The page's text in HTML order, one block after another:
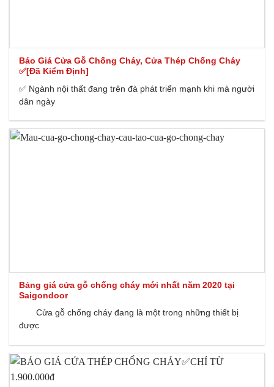
Báo Giá Cửa Gỗ Chống Cháy, Cửa Thép Chống Cháy
✅[Đã Kiểm Định]
✅ Ngành nội thất đang trên đà phát triển mạnh khi mà người
dân ngày
Bảng giá cửa gỗ chống cháy mới nhất năm 2020 tại
Saigondoor
Cửa gỗ chống cháy đang là một trong những thiết bị
được